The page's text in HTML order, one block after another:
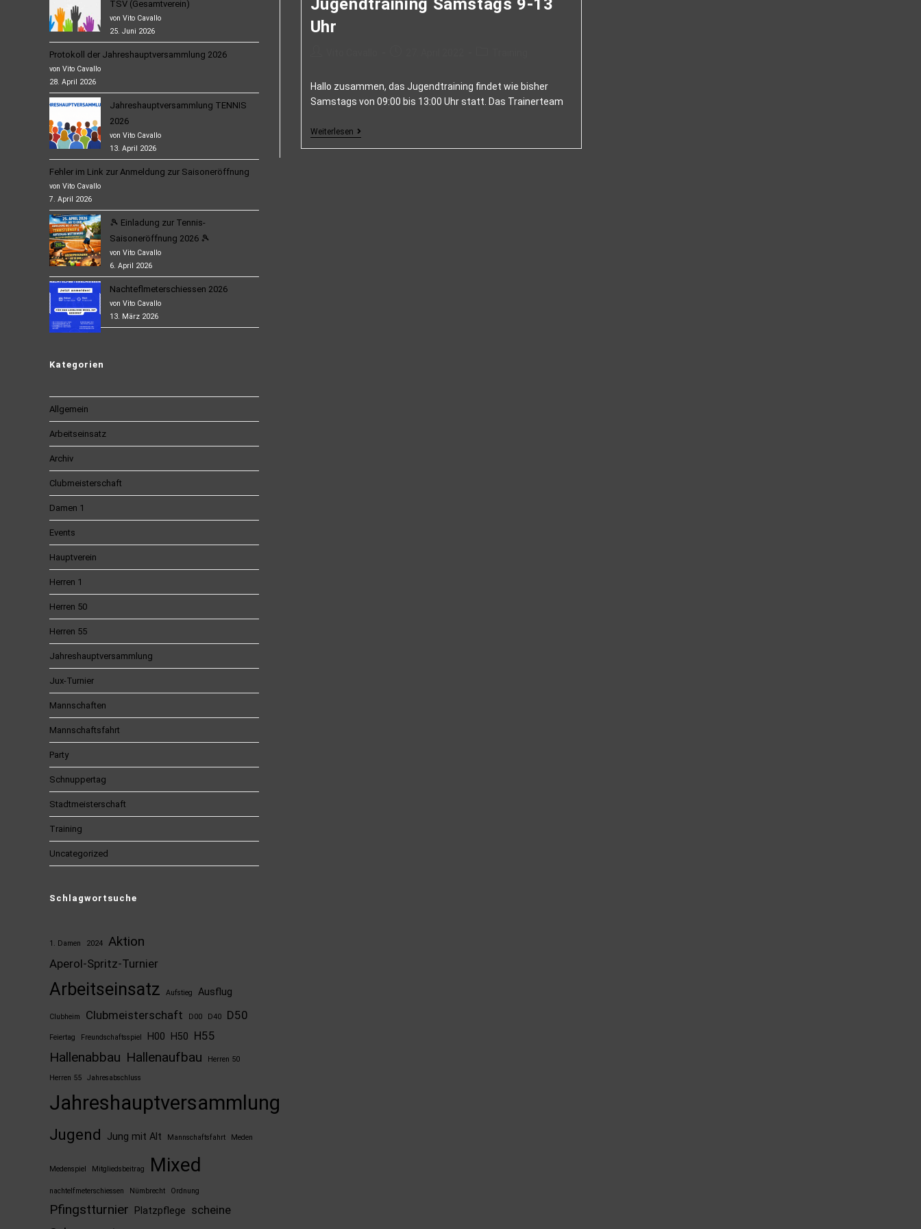
TSV (Gesamtverein)
von Vito Cavallo
25. Juni 2026
Protokoll der Jahreshauptversammlung 2026
von Vito Cavallo
28. April 2026
Jahreshauptversammlung TENNIS
2026
von Vito Cavallo
13. April 2026
Fehler im Link zur Anmeldung zur Saisoneröffnung
von Vito Cavallo
7. April 2026
🎾 Einladung zur Tennis-
Saisoneröffnung 2026 🎾
von Vito Cavallo
6. April 2026
Nachteflmeterschiessen 2026
von Vito Cavallo
13. März 2026
Kategorien
Allgemein
Arbeitseinsatz
Archiv
Clubmeisterschaft
Damen 1
Events
Hauptverein
Herren 1
Herren 50
Herren 55
Jahreshauptversammlung
Jux-Turnier
Mannschaften
Mannschaftsfahrt
Party
Schnuppertag
Stadtmeisterschaft
Training
Uncategorized
Schlagwortsuche
1. Damen 2024 Aktion
Aperol-Spritz-Turnier
Arbeitseinsatz Aufstieg Ausflug
Clubheim Clubmeisterschaft D00 D40 D50
Feiertag Freundschaftsspiel H00 H50 H55
Hallenabbau Hallenaufbau Herren 50
Herren 55 Jahresabschluss
Jahreshauptversammlung
Jugend Jung mit Alt Mannschaftsfahrt Meden
Medenspiel Mitgliedsbeitrag Mixed
nachtelfmeterschiessen Nümbrecht Ordnung
Pfingstturnier Platzpflege scheine
Jugendtraining Samstags 9-13
Uhr
Hallo zusammen, das Jugendtraining findet wie bisher
Samstags von 09:00 bis 13:00 Uhr statt. Das Trainerteam
Weiterlesen